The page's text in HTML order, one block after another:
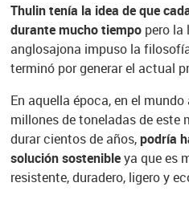
Thulin tenía la idea de que
durante mucho tiempopero la
anglosajona impuso la
terminó por generar el actual
En aquella época, en el
millones de toneladas de este
durar cientos de años,podría
solución sostenibleya que es
resistente, duradero, ligero y